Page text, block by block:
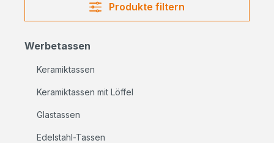
Produkte filtern
Werbetassen
Keramiktassen
Keramiktassen mit Löffel
Glastassen
Edelstahl-Tassen